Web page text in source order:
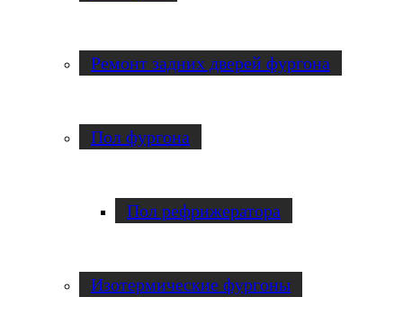
Ремонт задних дверей фургона
Пол фургона
Пол рефрижератора
Изотермические фургоны